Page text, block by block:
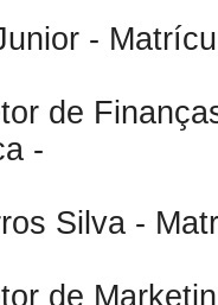
-
de
-
Silva -
de